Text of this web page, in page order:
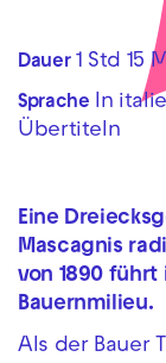
Dauer 1 Std 15
Sprache In
Übertiteln
Eine
Mascagnis
von 1890
Bauernmilieu.
Als der Bauer